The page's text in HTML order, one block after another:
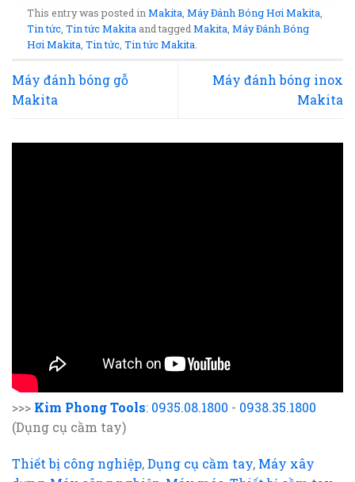
This entry was posted inMakita ,Máy Đánh Bóng Hơi Makita
Tin tức ,Tin tức Makita and taggedMakita ,Máy Đánh Bóng
Hơi Makita ,Tin tức ,Tin tức Makita
Máy đánh bóng gỗ
Makita
Máy đánh bóng inox
Makita
>>> Kim Phong Tools: 0935.08.1800 - 0938.35.1800
(Dụng cụ cầm tay)
Thiết bị công nghiệp,Dụng cụ cầm tay, Máy xây